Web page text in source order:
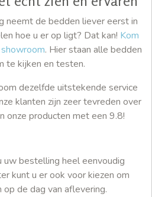
neemt de bedden liever eerst in
hoe u er op ligt? Dat kan! Kom
. Hier staan alle bedden
te kijken en testen.
dezelfde uitstekende service
klanten zijn zeer tevreden over
onze producten met een 9.8!
uw bestelling heel eenvoudig
kunt u er ook voor kiezen om
de dag van aflevering.